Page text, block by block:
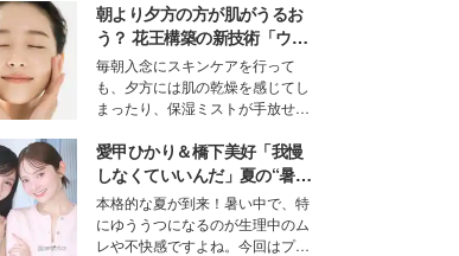
ションの完成度を高めるベースと
して、“髪そのものの美しさ”に改
めて注目する人が増えている様
子。今回は、そんな憧れの艶やか
な髪を日常で叶える、美容好きの
女性たちのヘアケア事情を紹介し
ます。
朝より夕方の方が肌がうるお
う？ 花王構築の新技術「ウォ
ーターキャプチャリングスキ
ン（捕水肌）」がスキンケア
の常識を変える予感
毎朝入念にスキンケアを行って
も、夕方には肌の乾燥を感じてし
まったり、保湿ミストが手放せな
な美容の常識を大きく変える可能
性を秘めた、革新的な「Water
Capturing Skin（ウォーターキャ
プチャリングスキン：捕水肌）」
技術を、花王が構築した。
愛甲ひかり＆橋下美好「我慢
しなくていいんだ」夏の“暑さ
対策”の新しい選択肢とは？
本格的な夏が到来！暑い中で、特
にゆううつになるのが生理中のム
レや不快感ですよね。今回はプラ